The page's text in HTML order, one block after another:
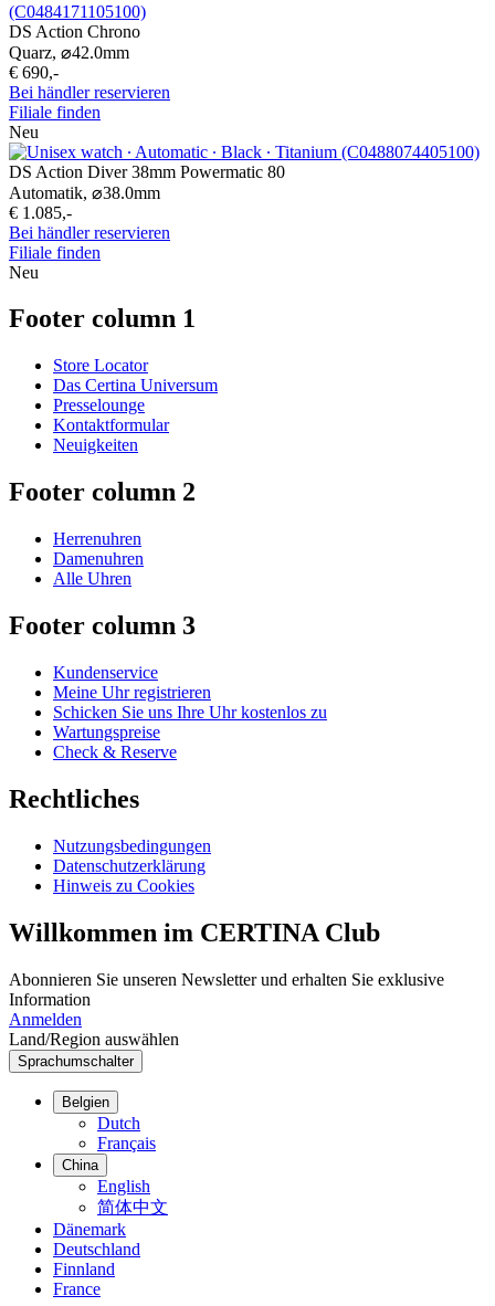
DS Action Chrono
Quarz, ⌀42.0mm
€ 690,-
Bei händler reservieren
Filiale finden
Neu
DS Action Diver 38mm Powermatic 80
Automatik, ⌀38.0mm
€ 1.085,-
Bei händler reservieren
Filiale finden
Neu
Footer column 1
Store Locator
Das Certina Universum
Presselounge
Kontaktformular
Neuigkeiten
Footer column 2
Herrenuhren
Damenuhren
Alle Uhren
Footer column 3
Kundenservice
Meine Uhr registrieren
Schicken Sie uns Ihre Uhr kostenlos zu
Wartungspreise
Check & Reserve
Rechtliches
Nutzungsbedingungen
Datenschutzerklärung
Hinweis zu Cookies
Willkommen im CERTINA Club
Abonnieren Sie unseren Newsletter und erhalten Sie exklusive
Information
Anmelden
Land/Region auswählen
Sprachumschalter
Belgien
Dutch
Français
China
English
简体中文
Dänemark
Deutschland
Finnland
France